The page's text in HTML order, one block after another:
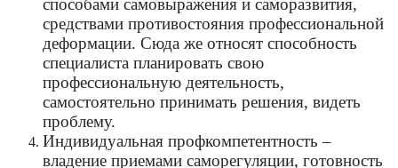
способами самовыражения и саморазвития,
средствами противостояния профессиональной
деформации. Сюда же относят способность
специалиста планировать свою
профессиональную деятельность,
самостоятельно принимать решения, видеть
проблему.
Индивидуальная профкомпетентность –
владение приемами саморегуляции, готовность